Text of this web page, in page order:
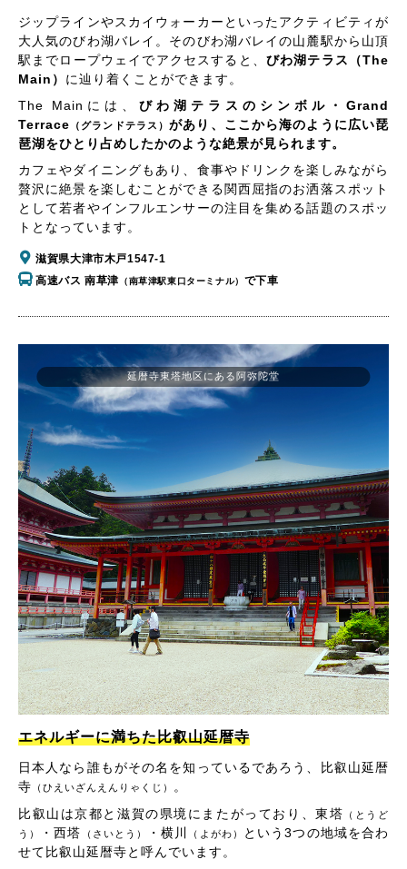
ジップラインやスカイウォーカーといったアクティビティが
大人気のびわ湖バレイ。そのびわ湖バレイの山麓駅から山頂
駅までロープウェイでアクセスすると、 びわ湖テラス（The
Main） に辿り着くことができます。
The Mainには、 びわ湖テラスのシンボル・Grand
Terrace （グランドテラス）があり、ここから海のように広い琵
琶湖をひとり占めしたかのような絶景が見られます。
カフェやダイニングもあり、食事やドリンクを楽しみながら
贅沢に絶景を楽しむことができる関西屈指のお洒落スポット
として若者やインフルエンサーの注目を集める話題のスポッ
トとなっています。
滋賀県大津市木戸1547-1
高速バス 南草津 （南草津駅東口ターミナル） で下車
延暦寺東塔地区にある阿弥陀堂
エネルギーに満ちた比叡山延暦寺
日本人なら誰もがその名を知っているであろう、比叡山延暦
寺 （ひえいざんえんりゃくじ） 。
比叡山は京都と滋賀の県境にまたがっており、東塔
（とうど
う）
・西塔 （さいとう） ・横川 （よがわ）
という3つの地域を合わ
せて比叡山延暦寺と呼んでいます。